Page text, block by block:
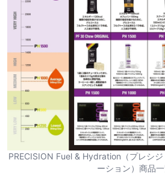
PRECISION Fuel & Hydration（プレシ
ーション）商品